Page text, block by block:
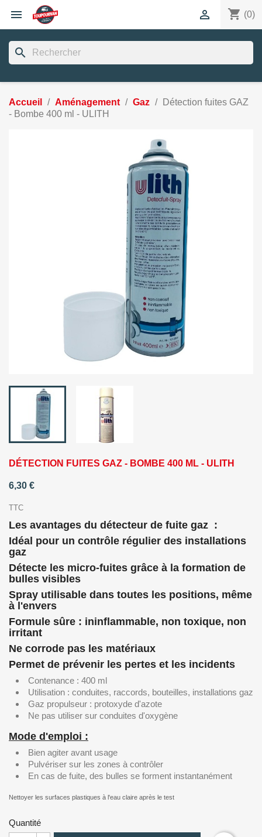
 shopping_cart (0)

search
Accueil Aménagement Gaz
Détection fuites GAZ
- Bombe 400 ml - ULITH
DÉTECTION FUITES GAZ - BOMBE 400 ML - ULITH
6,30 €
TTC
Les avantages du détecteur de fuite gaz :
Idéal pour un contrôle régulier des installations
gaz
Détecte les micro-fuites grâce à la formation de
bulles visibles
Spray utilisable dans toutes les positions, même
à l'envers
Formule sûre : ininflammable, non toxique, non
irritant
Ne corrode pas les matériaux
Permet de prévenir les pertes et les incidents
Contenance : 400 ml
Utilisation : conduites, raccords, bouteilles, installations gaz
Gaz propulseur : protoxyde d'azote
Ne pas utiliser sur conduites d'oxygène
Mode d'emploi :
Bien agiter avant usage
Pulvériser sur les zones à contrôler
En cas de fuite, des bulles se forment instantanément
Nettoyer les surfaces plastiques à l'eau claire après le test
Quantité